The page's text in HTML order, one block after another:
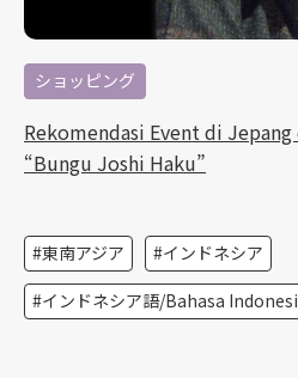
ショッピング
Rekomendasi Event di Jepang
“Bungu Joshi Haku”
東南アジア
インドネシア
インドネシア語/Bahasa